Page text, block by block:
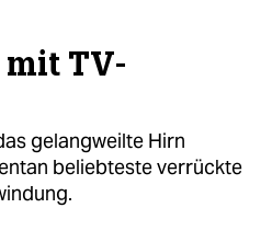
TV-
gelangweilte Hirn
beliebteste verrückte